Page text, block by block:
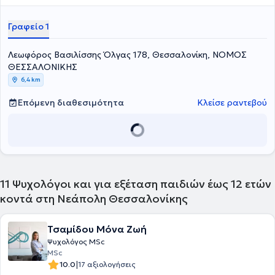
Διαθέτει πολυετή επαγγελματική εμπειρία ως Ψυχολόγος σε
δημόσιους και ιδιωτικούς φορείς, όπως στο ΚΕΔΑΣΥ και σε
Γραφείο 1
Λεωφόρος Βασιλίσσης Όλγας 178, Θεσσαλονίκη, ΝΟΜΟΣ
ΘΕΣΣΑΛΟΝΙΚΗΣ
6,4 km
Επόμενη διαθεσιμότητα Κλείσε ραντεβού
11 Ψυχολόγοι και για εξέταση παιδιών έως 12 ετών
κοντά στη Νεάπολη Θεσσαλονίκης
Τσαμίδου Μόνα Ζωή
Ψυχολόγος MSc
MSc
10.0|17 αξιολογήσεις